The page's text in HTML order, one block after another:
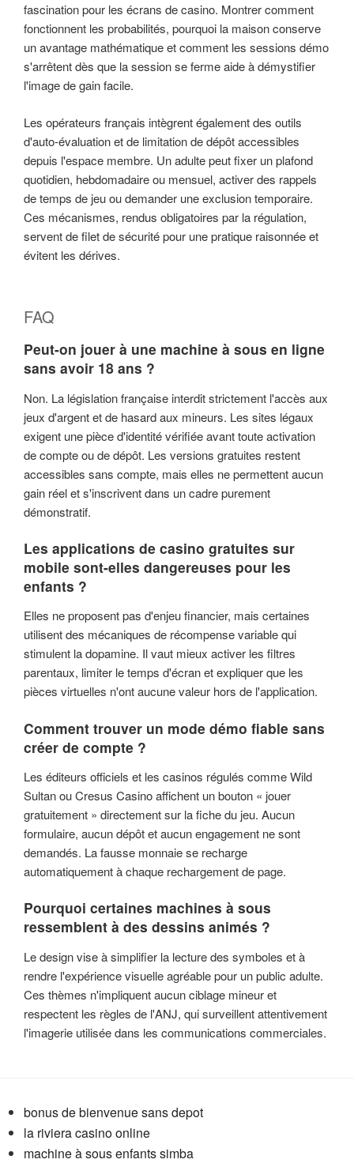
fascination pour les écrans de casino. Montrer comment
fonctionnent les probabilités, pourquoi la maison conserve
un avantage mathématique et comment les sessions démo
s'arrêtent dès que la session se ferme aide à démystifier
l'image de gain facile.
Les opérateurs français intègrent également des outils
d'auto-évaluation et de limitation de dépôt accessibles
depuis l'espace membre. Un adulte peut fixer un plafond
quotidien, hebdomadaire ou mensuel, activer des rappels
de temps de jeu ou demander une exclusion temporaire.
Ces mécanismes, rendus obligatoires par la régulation,
servent de filet de sécurité pour une pratique raisonnée et
évitent les dérives.
FAQ
Peut-on jouer à une machine à sous en ligne
sans avoir 18 ans ?
Non. La législation française interdit strictement l'accès aux
jeux d'argent et de hasard aux mineurs. Les sites légaux
exigent une pièce d'identité vérifiée avant toute activation
de compte ou de dépôt. Les versions gratuites restent
accessibles sans compte, mais elles ne permettent aucun
gain réel et s'inscrivent dans un cadre purement
démonstratif.
Les applications de casino gratuites sur
mobile sont-elles dangereuses pour les
enfants ?
Elles ne proposent pas d'enjeu financier, mais certaines
utilisent des mécaniques de récompense variable qui
stimulent la dopamine. Il vaut mieux activer les filtres
parentaux, limiter le temps d'écran et expliquer que les
pièces virtuelles n'ont aucune valeur hors de l'application.
Comment trouver un mode démo fiable sans
créer de compte ?
Les éditeurs officiels et les casinos régulés comme Wild
Sultan ou Cresus Casino affichent un bouton « jouer
gratuitement » directement sur la fiche du jeu. Aucun
formulaire, aucun dépôt et aucun engagement ne sont
demandés. La fausse monnaie se recharge
automatiquement à chaque rechargement de page.
Pourquoi certaines machines à sous
ressemblent à des dessins animés ?
Le design vise à simplifier la lecture des symboles et à
rendre l'expérience visuelle agréable pour un public adulte.
Ces thèmes n'impliquent aucun ciblage mineur et
respectent les règles de l'ANJ, qui surveillent attentivement
l'imagerie utilisée dans les communications commerciales.
bonus de bienvenue sans depot
la riviera casino online
machine à sous enfants simba